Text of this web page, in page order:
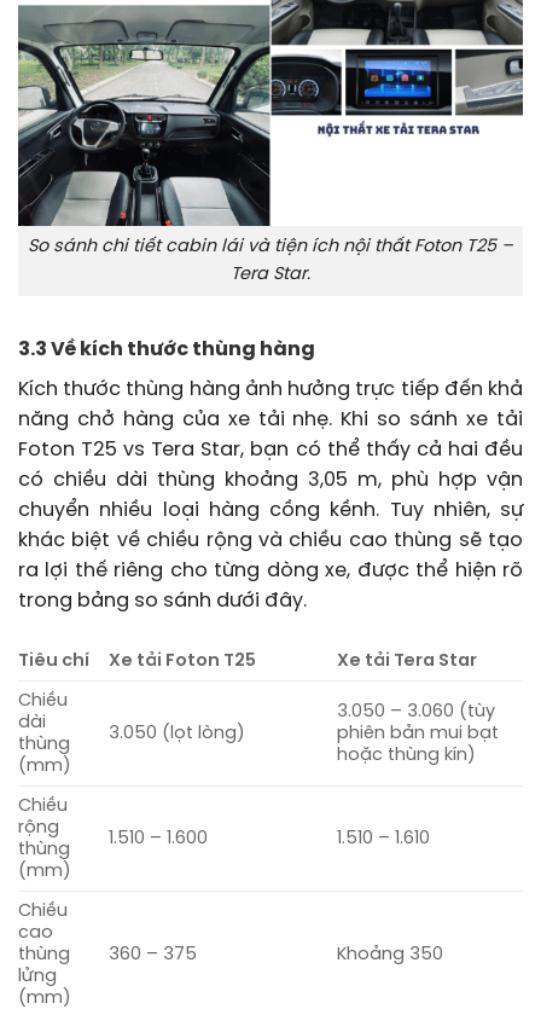
So sánh chi tiết cabin lái và tiện ích nội thất Foton T25 –
Tera Star.
3.3 Về kích thước thùng hàng
Kích thước thùng hàng ảnh hưởng trực tiếp đến khả
năng chở hàng của xe tải nhẹ. Khi so sánh xe tải
Foton T25 vs Tera Star, bạn có thể thấy cả hai đều
có chiều dài thùng khoảng 3,05 m, phù hợp vận
chuyển nhiều loại hàng cồng kềnh. Tuy nhiên, sự
khác biệt về chiều rộng và chiều cao thùng sẽ tạo
ra lợi thế riêng cho từng dòng xe, được thể hiện rõ
trong bảng so sánh dưới đây.
Tiêu chí Xe tải Foton T25 Xe tải Tera Star
Chiều
dài
thùng
(mm)
3.050 (lọt lòng)
3.050 – 3.060 (tùy
phiên bản mui bạt
hoặc thùng kín)
Chiều
rộng
thùng
(mm)
1.510 – 1.600 1.510 – 1.610
Chiều
cao
thùng
lửng
(mm)
360 – 375 Khoảng 350